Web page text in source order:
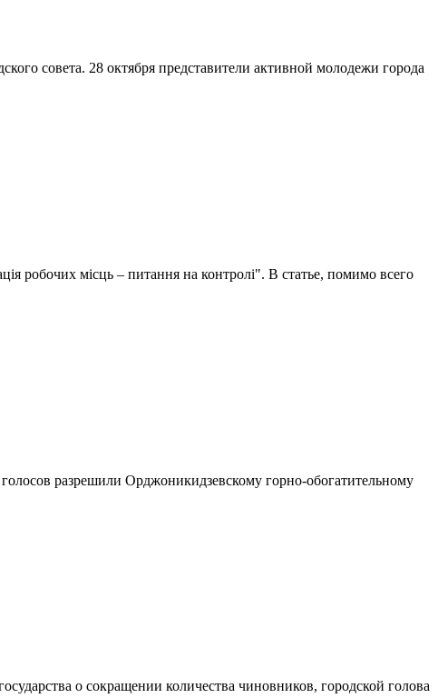
совета. 28 октября представители активной молодежи города
робочих місць – питання на контролі". В статье, помимо всего
разрешили Орджоникидзевскому горно-обогатительному
о сокращении количества чиновников, городской голова